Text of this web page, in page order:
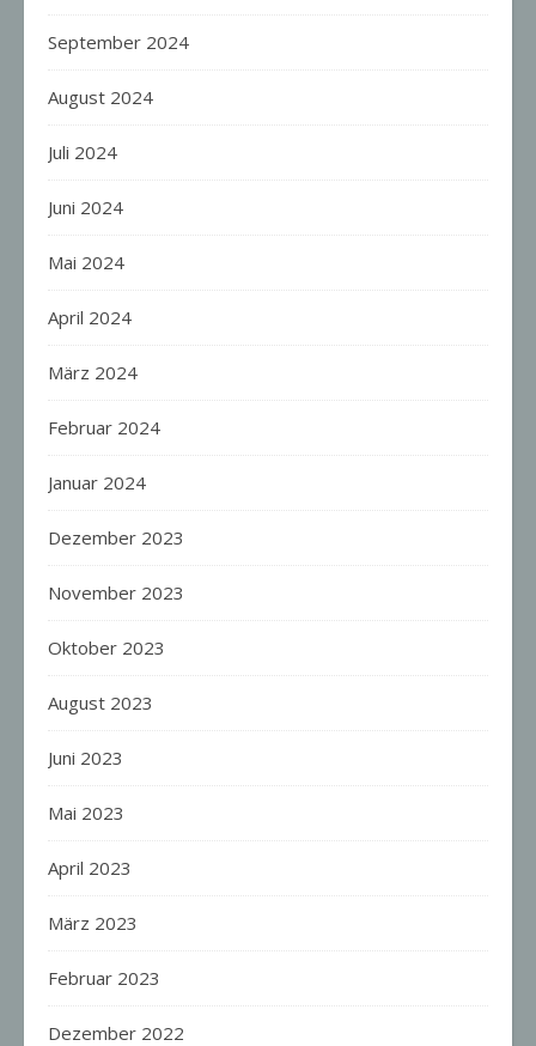
September 2024
August 2024
Juli 2024
Juni 2024
Mai 2024
April 2024
März 2024
Februar 2024
Januar 2024
Dezember 2023
November 2023
Oktober 2023
August 2023
Juni 2023
Mai 2023
April 2023
März 2023
Februar 2023
Dezember 2022